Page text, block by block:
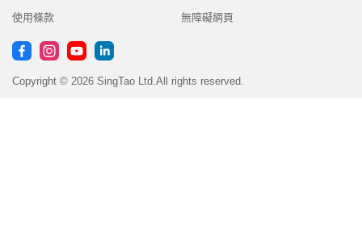
使用條款 無障礙網頁
Copyright © 2026 SingTao Ltd.All rights reserved.